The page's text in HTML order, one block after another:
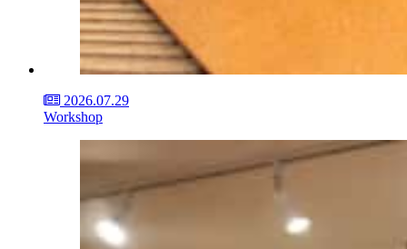
2026.07.29
Workshop